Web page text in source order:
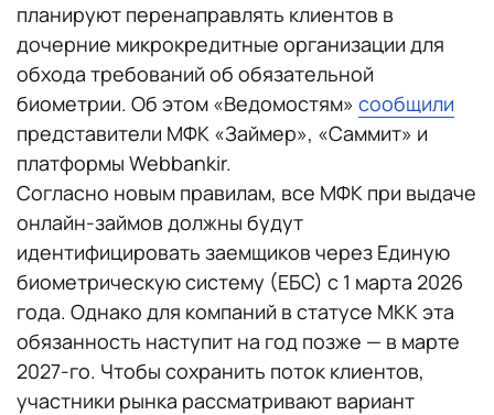
планируют перенаправлять клиентов в
дочерние микрокредитные организации для
обхода требований об обязательной
биометрии. Об этом «Ведомостям» сообщили
представители МФК «Займер», «Саммит» и
платформы Webbankir.
Согласно новым правилам, все МФК при выдаче
онлайн-займов должны будут
идентифицировать заемщиков через Единую
биометрическую систему (ЕБС) с 1 марта 2026
года. Однако для компаний в статусе МКК эта
обязанность наступит на год позже — в марте
2027-го. Чтобы сохранить поток клиентов,
участники рынка рассматривают вариант